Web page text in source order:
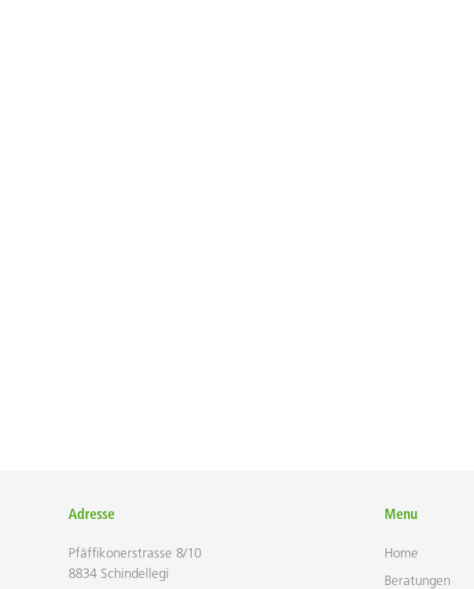
Adresse
Pfäf­fi­kon­er­strasse 8/10
8834 Schin­del­legi
Menu
Home
Bera­tungen